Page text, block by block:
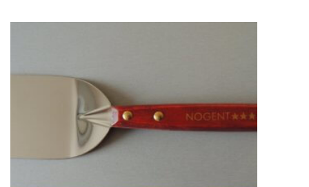
prix :